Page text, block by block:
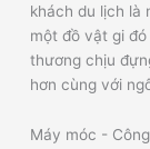
khách du lịch là
một đồ vật gi
thương chịu
hơn cùng với
Máy móc -